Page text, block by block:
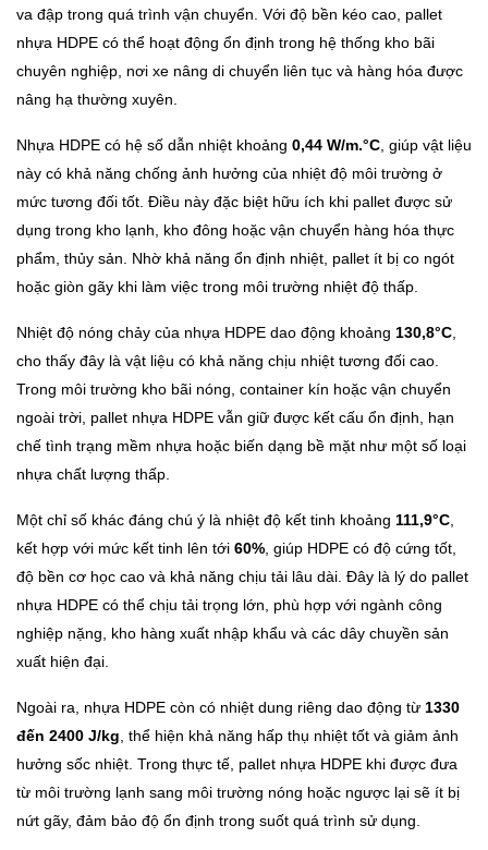
va đập trong quá trình vận chuyển. Với độ bền kéo cao, pallet
nhựa HDPE có thể hoạt động ổn định trong hệ thống kho bãi
chuyên nghiệp, nơi xe nâng di chuyển liên tục và hàng hóa được
nâng hạ thường xuyên.
Nhựa HDPE có hệ số dẫn nhiệt khoảng 0,44 W/m.°C, giúp vật liệu
này có khả năng chống ảnh hưởng của nhiệt độ môi trường ở
mức tương đối tốt. Điều này đặc biệt hữu ích khi pallet được sử
dụng trong kho lạnh, kho đông hoặc vận chuyển hàng hóa thực
phẩm, thủy sản. Nhờ khả năng ổn định nhiệt, pallet ít bị co ngót
hoặc giòn gãy khi làm việc trong môi trường nhiệt độ thấp.
Nhiệt độ nóng chảy của nhựa HDPE dao động khoảng 130,8°C,
cho thấy đây là vật liệu có khả năng chịu nhiệt tương đối cao.
Trong môi trường kho bãi nóng, container kín hoặc vận chuyển
ngoài trời, pallet nhựa HDPE vẫn giữ được kết cấu ổn định, hạn
chế tình trạng mềm nhựa hoặc biến dạng bề mặt như một số loại
nhựa chất lượng thấp.
Một chỉ số khác đáng chú ý là nhiệt độ kết tinh khoảng 111,9°C,
kết hợp với mức kết tinh lên tới 60%, giúp HDPE có độ cứng tốt,
độ bền cơ học cao và khả năng chịu tải lâu dài. Đây là lý do pallet
nhựa HDPE có thể chịu tải trọng lớn, phù hợp với ngành công
nghiệp nặng, kho hàng xuất nhập khẩu và các dây chuyền sản
xuất hiện đại.
Ngoài ra, nhựa HDPE còn có nhiệt dung riêng dao động từ 1330
đến 2400 J/kg, thể hiện khả năng hấp thụ nhiệt tốt và giảm ảnh
hưởng sốc nhiệt. Trong thực tế, pallet nhựa HDPE khi được đưa
từ môi trường lạnh sang môi trường nóng hoặc ngược lại sẽ ít bị
nứt gãy, đảm bảo độ ổn định trong suốt quá trình sử dụng.